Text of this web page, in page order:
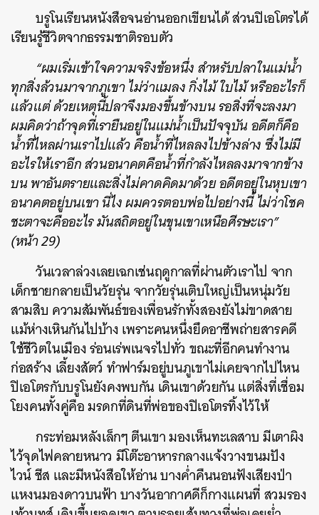
บรูโนเรียนหนังสือจนอ่านออกเขียนได้ ส่วนปิเอโตรได้
เรียนรู้ชีวิตจากธรรมชาติรอบตัว
“ผมเริ่มเข้าใจความจริงข้อหนึ่ง สำหรับปลาในแม่น้ำ
ทุกสิ่งล้วนมาจากภูเขา ไม่ว่าแมลง กิ่งไม้ ใบไม้ หรืออะไรก็
แล้วแต่ ด้วยเหตุนี้ปลาจึงมองขึ้นข้างบน รอสิ่งที่จะลงมา
ผมคิดว่าถ้าจุดที่เรายืนอยู่ในแม่น้ำเป็นปัจจุบัน อดีตก็คือ
น้ำที่ไหลผ่านเราไปแล้ว คือน้ำที่ไหลลงไปข้างล่าง ซึ่งไม่มี
อะไรให้เราอีก ส่วนอนาคตคือน้ำที่กำลังไหลลงมาจากข้าง
บน พาอันตรายและสิ่งไม่คาดคิดมาด้วย อดีตอยู่ในหุบเขา
อนาคตอยู่บนเขา นี่ไง ผมควรตอบพ่อไปอย่างนี้ ไม่ว่าโชค
ชะตาจะคืออะไร มันสถิตอยู่ในขุนเขาเหนือศีรษะเรา”
(หน้า 29)
วันเวลาล่วงเลยเฉกเช่นฤดูกาลที่ผ่านตัวเราไป จาก
เด็กชายกลายเป็นวัยรุ่น จากวัยรุ่นเติบใหญ่เป็นหนุ่มวัย
สามสิบ ความสัมพันธ์ของเพื่อนรักทั้งสองยังไม่ขาดสาย
แม้ห่างเหินกันไปบ้าง เพราะคนหนึ่งยึดอาชีพถ่ายสารคดี
ใช้ชีวิตในเมือง ร่อนเร่พเนจรไปทั่ว ขณะที่อีกคนทำงาน
ก่อสร้าง เลี้ยงสัตว์ ทำฟาร์มอยู่บนภูเขาไม่เคยจากไปไหน
ปิเอโตรกับบรูโนยังคงพบกัน เดินเขาด้วยกัน แต่สิ่งที่เชื่อม
โยงคนทั้งคู่คือ มรดกที่ดินที่พ่อของปิเอโตรทิ้งไว้ให้
กระท่อมหลังเล็กๆ ตีนเขา มองเห็นทะเลสาบ มีเตาผิง
ไว้จุดไฟคลายหนาว มีโต๊ะอาหารกลางแจ้งวางขนมปัง
ไวน์ ชีส และมีหนังสือให้อ่าน บางค่ำคืนนอนฟังเสียงป่า
แหงนมองดาวบนฟ้า บางวันอากาศดีก็กางแผนที่ สวมรอง